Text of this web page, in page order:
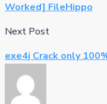
Worked] FileHippo
Next Post
exe4j Crack only